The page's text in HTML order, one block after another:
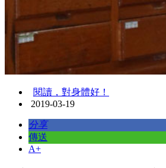
閱讀，對身體好！
2019-03-19
分享
傳送
A+